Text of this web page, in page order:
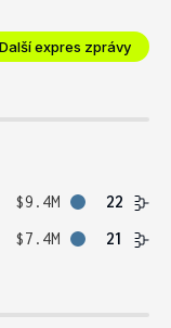
Další expres zprávy
$9.4M
22
$7.4M 21